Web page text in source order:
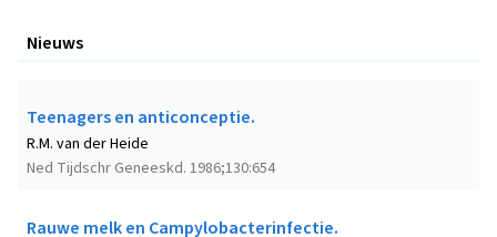
Nieuws
Teenagers en anticonceptie.
Ned Tijdschr Geneeskd. 1986;130:654
R.M. van der Heide
Rauwe melk en Campylobacterinfectie.